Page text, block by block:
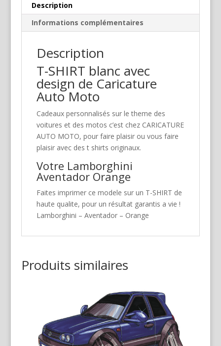
Description
Informations complémentaires
Description
T-SHIRT blanc avec
design de Caricature
Auto Moto
Cadeaux personnalisés sur le theme des
voitures et des motos c’est chez CARICATURE
AUTO MOTO, pour faire plaisir ou vous faire
plaisir avec des t shirts originaux.
Votre Lamborghini
Aventador Orange
Faites imprimer ce modele sur un T-SHIRT de
haute qualite, pour un résultat garantis a vie !
Lamborghini – Aventador – Orange
Produits similaires